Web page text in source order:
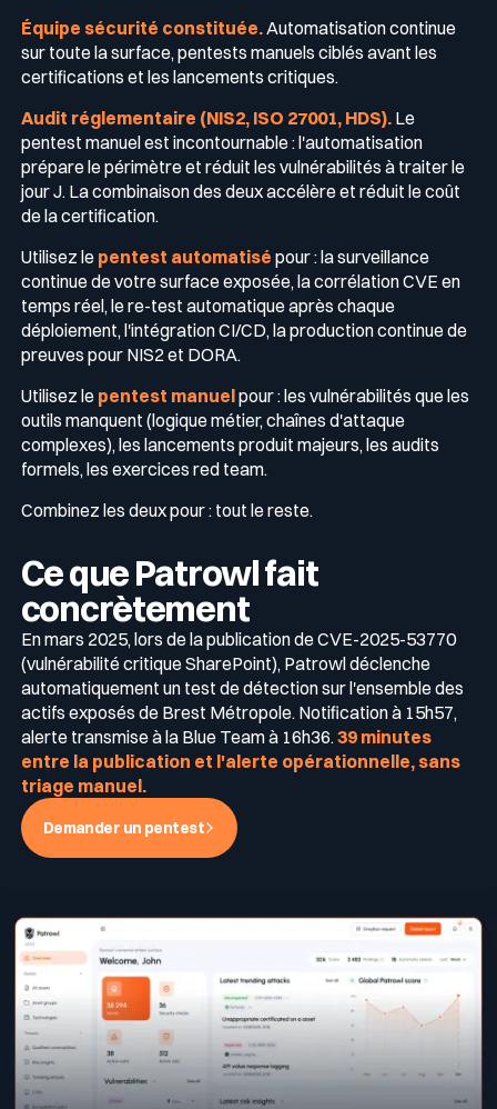
Équipe sécurité constituée.Automatisation continue
sur toute la surface, pentests manuels ciblés avant les
certifications et les lancements critiques.
Audit réglementaire (NIS2, ISO 27001, HDS).Le
pentest manuel est incontournable : l'automatisation
prépare le périmètre et réduit les vulnérabilités à traiter le
jour J. La combinaison des deux accélère et réduit le coût
de la certification.
Utilisez le pentest automatisé pour : la surveillance
continue de votre surface exposée, la corrélation CVE en
temps réel, le re-test automatique après chaque
déploiement, l'intégration CI/CD, la production continue de
preuves pour NIS2 et DORA.
Utilisez le pentest manuelpour : les vulnérabilités que les
outils manquent (logique métier, chaînes d'attaque
complexes), les lancements produit majeurs, les audits
formels, les exercices red team.
Combinez les deux pour : tout le reste.
Ce que Patrowl fait
concrètement
En mars 2025, lors de la publication de CVE-2025-53770
(vulnérabilité critique SharePoint), Patrowl déclenche
automatiquement un test de détection sur l'ensemble des
actifs exposés de Brest Métropole. Notification à 15h57,
alerte transmise à la Blue Team à 16h36.39 minutes
entre la publication et l'alerte opérationnelle, sans
triage manuel.
Demander un pentest